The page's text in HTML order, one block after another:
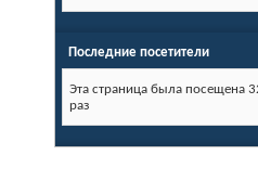
Последние посетители
Эта страница была посещена
раз